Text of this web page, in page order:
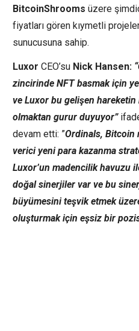
BitcoinShrooms üzere
fiyatları gören kıymetli
sunucusuna sahip.
Luxor CEO’su Nick Hansen:
zincirinde NFT basmak için
ve Luxor bu gelişen
olmaktan gurur duyuyor”
devam etti: ”Ordinals, Bitcoin
verici yeni para kazanma
Luxor’un madencilik havuzu
doğal sinerjiler var ve bu
büyümesini teşvik etmek
oluşturmak için eşsiz bir